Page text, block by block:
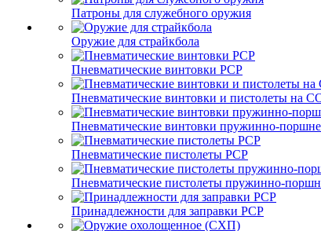
Патроны для служебного оружия
Оружие для страйкбола
Пневматические винтовки PCP
Пневматические винтовки и пистолеты на
Пневматические винтовки пружинно-
Пневматические пистолеты PCP
Пневматические пистолеты пружинно-
Принадлежности для заправки PCP